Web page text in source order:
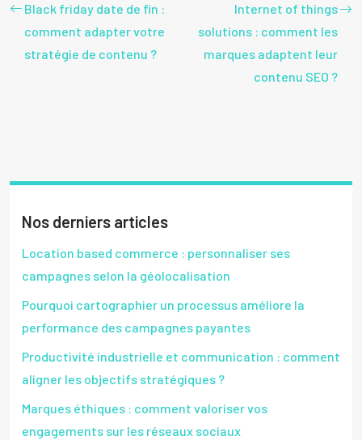
Black friday date de fin :
comment adapter votre
stratégie de contenu ?
Internet of things
solutions : comment les
marques adaptent leur
contenu SEO ?
Nos derniers articles
Location based commerce : personnaliser ses
campagnes selon la géolocalisation
Pourquoi cartographier un processus améliore la
performance des campagnes payantes
Productivité industrielle et communication : comment
aligner les objectifs stratégiques ?
Marques éthiques : comment valoriser vos
engagements sur les réseaux sociaux